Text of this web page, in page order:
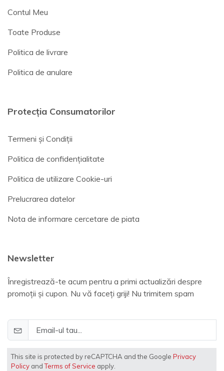
Contul Meu
Toate Produse
Politica de livrare
Politica de anulare
Protecția Consumatorilor
Termeni și Condiții
Politica de confidențialitate
Politica de utilizare Cookie-uri
Prelucrarea datelor
Nota de informare cercetare de piata
Newsletter
Înregistrează-te acum pentru a primi actualizări despre
promoții și cupon. Nu vă faceți griji! Nu trimitem spam
This site is protected by reCAPTCHA and the Google Privacy
Policy andTerms of Service apply.